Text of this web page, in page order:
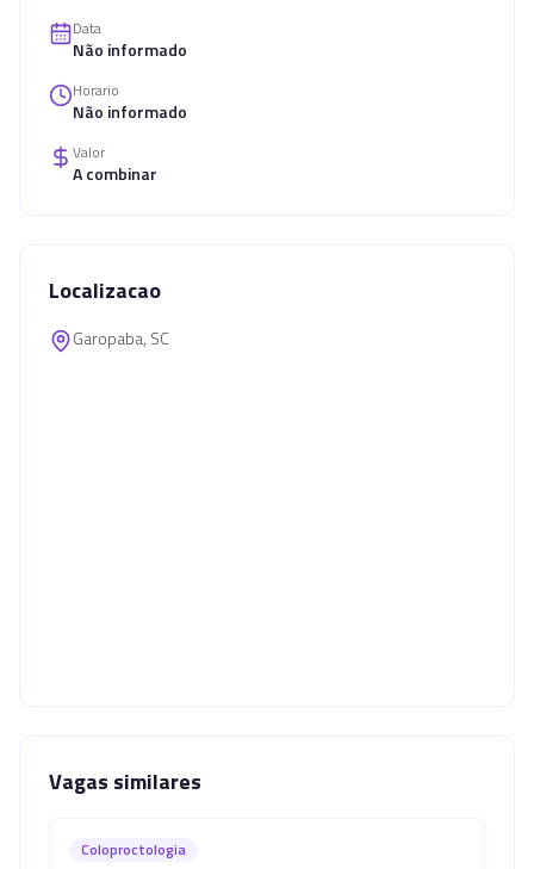
Data
Não informado
Horario
Não informado
Valor
A combinar
Localizacao
Garopaba, SC
Vagas similares
Coloproctologia